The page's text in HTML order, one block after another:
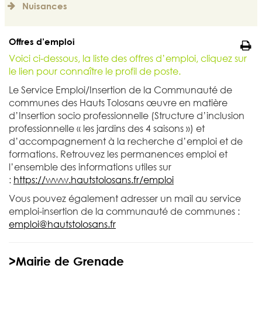
Nuisances
Offres d’emploi

Voici ci-dessous, la liste des offres d’emploi, cliquez sur
le lien pour connaître le profil de poste.
Le Service Emploi/Insertion de la Communauté de
communes des Hauts Tolosans œuvre en matière
d’Insertion socio professionnelle (Structure d’inclusion
professionnelle « les jardins des 4 saisons ») et
d’accompagnement à la recherche d’emploi et de
formations. Retrouvez les permanences emploi et
l’ensemble des informations utiles sur
: https://www.hautstolosans.fr/emploi
Vous pouvez également adresser un mail au service
emploi-insertion de la communauté de communes :
emploi@hautstolosans.fr
>Mairie de Grenade